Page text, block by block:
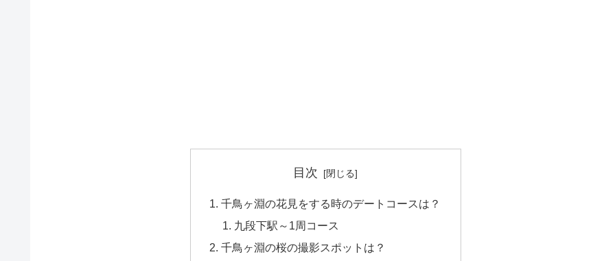
目次
千鳥ヶ淵の花見をする時のデートコースは？
九段下駅～1周コース
千鳥ヶ淵の桜の撮影スポットは？